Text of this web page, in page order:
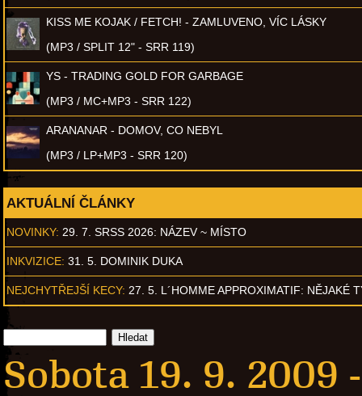
KISS ME KOJAK / FETCH! - ZAMLUVENO, VÍC LÁSKY
(MP3 / SPLIT 12" - SRR 119)
YS - TRADING GOLD FOR GARBAGE
(MP3 / MC+MP3 - SRR 122)
ARANANAR - DOMOV, CO NEBYL
(MP3 / LP+MP3 - SRR 120)
AKTUÁLNÍ ČLÁNKY
NOVINKY: 29. 7. SRSS 2026: NÁZEV ~ MÍSTO
INKVIZICE: 31. 5. DOMINIK DUKA
NEJCHYTŘEJŠÍ KECY: 27. 5. L´HOMME APPROXIMATIF: NĚJAKÉ
Sobota 19. 9. 2009